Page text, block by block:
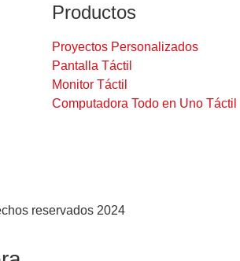
Productos
Proyectos Personalizados
Pantalla Táctil
Monitor Táctil
Computadora Todo en Uno Táctil
reservados 2024